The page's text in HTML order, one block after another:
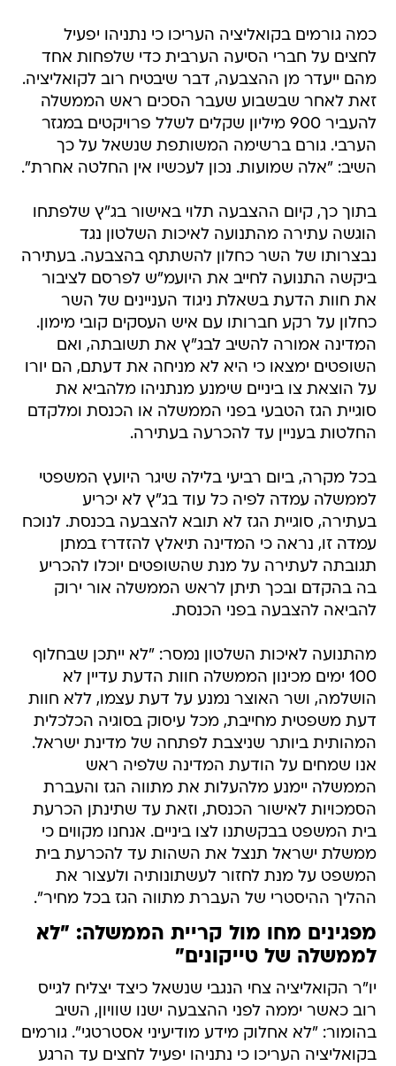
כמה גורמים בקואליציה העריכו כי נתניהו יפעיל
לחצים על חברי הסיעה הערבית כדי שלפחות אחד
מהם ייעדר מן ההצבעה, דבר שיבטיח רוב לקואליציה.
זאת לאחר שבשבוע שעבר הסכים ראש הממשלה
להעביר 900 מיליון שקלים לשלל פרויקטים במגזר
הערבי. גורם ברשימה המשותפת שנשאל על כך
השיב: "אלה שמועות. נכון לעכשיו אין החלטה אחרת".
בתוך כך, קיום ההצבעה תלוי באישור בג"ץ שלפתחו
הוגשה עתירה מהתנועה לאיכות השלטון נגד
נבצרותו של השר כחלון להשתתף בהצבעה. בעתירה
ביקשה התנועה לחייב את היועמ"ש לפרסם לציבור
את חוות הדעת בשאלת ניגוד העניינים של השר
כחלון על רקע חברותו עם איש העסקים קובי מימון.
המדינה אמורה להשיב לבג"ץ את תשובתה, ואם
השופטים ימצאו כי היא לא מניחה את דעתם, הם יורו
על הוצאת צו ביניים שימנע מנתניהו מלהביא את
סוגיית הגז הטבעי בפני הממשלה או הכנסת ומלקדם
החלטות בעניין עד להכרעה בעתירה.
בכל מקרה, ביום רביעי בלילה שיגר היועץ המשפטי
לממשלה עמדה לפיה כל עוד בג"ץ לא יכריע
בעתירה, סוגיית הגז לא תובא להצבעה בכנסת. לנוכח
עמדה זו, נראה כי המדינה תיאלץ להזדרז במתן
תגובתה לעתירה על מנת שהשופטים יוכלו להכריע
בה בהקדם ובכך תיתן לראש הממשלה אור ירוק
להביאה להצבעה בפני הכנסת.
מהתנועה לאיכות השלטון נמסר: "לא ייתכן שבחלוף
100 ימים מכינון הממשלה חוות הדעת עדיין לא
הושלמה, ושר האוצר נמנע על דעת עצמו, ללא חוות
דעת משפטית מחייבת, מכל עיסוק בסוגיה הכלכלית
המהותית ביותר שניצבת לפתחה של מדינת ישראל.
אנו שמחים על הודעת המדינה שלפיה ראש
הממשלה יימנע מלהעלות את מתווה הגז והעברת
הסמכויות לאישור הכנסת, וזאת עד שתינתן הכרעת
בית המשפט בבקשתנו לצו ביניים. אנחנו מקווים כי
ממשלת ישראל תנצל את השהות עד להכרעת בית
המשפט על מנת לחזור לעשתונותיה ולעצור את
ההליך ההיסטרי של העברת מתווה הגז בכל מחיר".
מפגינים מחו מול קריית הממשלה: "לא
לממשלה של טייקונים"
יו"ר הקואליציה צחי הנגבי שנשאל כיצד יצליח לגייס
רוב כאשר יממה לפני ההצבעה ישנו שוויון, השיב
בהומור: "לא אחלוק מידע מודיעיני אסטרטגי". גורמים
בקואליציה העריכו כי נתניהו יפעיל לחצים עד הרגע